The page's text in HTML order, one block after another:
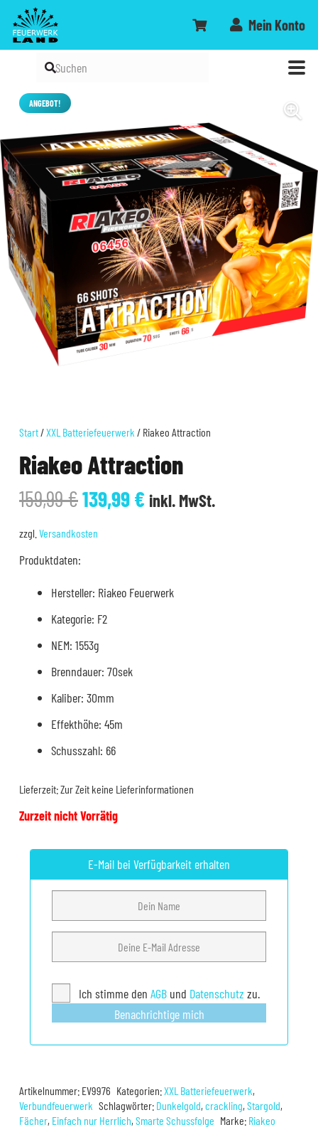
Mein Konto
ANGEBOT!
Start/XXL Batteriefeuerwerk / Riakeo Attraction
Riakeo Attraction
159,99€Ursprünglicher
Preis
war:
139,99€Aktueller
inkl. MwSt.
zzgl. Versandkosten
Produktdaten:
Hersteller: Riakeo Feuerwerk
Kategorie: F2
NEM: 1553g
Brenndauer: 70sek
Kaliber: 30mm
Effekthöhe: 45m
Schusszahl: 66
Lieferzeit:Zur Zeit keine Lieferinformationen
Zurzeit nicht Vorrätig
E-Mail bei Verfügbarkeit erhalten
Ich stimme denAGB und Datenschutz zu.
Benachrichtige mich
Artikelnummer: EV9976 Kategorien:XXL Batteriefeuerwerk,
Verbundfeuerwerk Schlagwörter: Dunkelgold,crackling,Stargold,
Fächer, Einfach nur Herrlich, Smarte Schussfolge Marke: Riakeo